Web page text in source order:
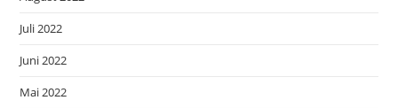
Juli 2022
Juni 2022
Mai 2022